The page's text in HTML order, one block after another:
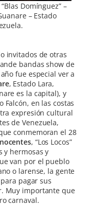
Domínguez” –
– Estado
invitados de otras
bandas show de
fue especial ver a
, Estado Lara,
es la capital), y
Falcón, en las costas
expresión cultural
de Venezuela,
conmemoran el 28
, “Los Locos”
y hermosas y
van por el pueblo
o larense, la gente
pagar sus
Muy importante que
carnaval.